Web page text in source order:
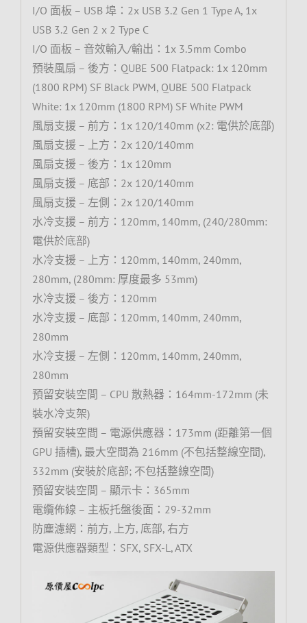
I/O 面板 – USB 埠：2x USB 3.2 Gen 1 Type A, 1x
USB 3.2 Gen 2 x 2 Type C
I/O 面板 – 音效輸入/輸出：1x 3.5mm Combo
預裝風扇 – 後方：QUBE 500 Flatpack: 1x 120mm
(1800 RPM) SF Black PWM, QUBE 500 Flatpack
White: 1x 120mm (1800 RPM) SF White PWM
風扇支援 – 前方：1x 120/140mm (x2: 電供於底部)
風扇支援 – 上方：2x 120/140mm
風扇支援 – 後方：1x 120mm
風扇支援 – 底部：2x 120/140mm
風扇支援 – 左側：2x 120/140mm
水冷支援 – 前方：120mm, 140mm, (240/280mm:
電供於底部)
水冷支援 – 上方：120mm, 140mm, 240mm,
280mm, (280mm: 厚度最多 53mm)
水冷支援 – 後方：120mm
水冷支援 – 底部：120mm, 140mm, 240mm,
280mm
水冷支援 – 左側：120mm, 140mm, 240mm,
280mm
預留安裝空間 – CPU 散熱器：164mm-172mm (未
裝水冷支架)
預留安裝空間 – 電源供應器：173mm (距離第一個
GPU 插槽), 最大空間為 216mm (不包括整線空間),
332mm (安裝於底部; 不包括整線空間)
預留安裝空間 – 顯示卡：365mm
電纜佈線 – 主板托盤後面：29-32mm
防塵濾網：前方, 上方, 底部, 右方
電源供應器類型：SFX, SFX-L, ATX